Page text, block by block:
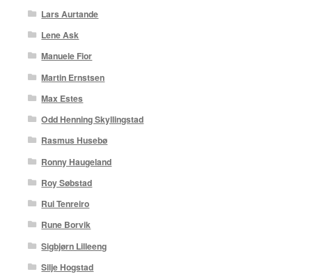
Lars Aurtande
Lene Ask
Manuele Fior
Martin Ernstsen
Max Estes
Odd Henning Skyllingstad
Rasmus Husebø
Ronny Haugeland
Roy Søbstad
Rui Tenreiro
Rune Borvik
Sigbjørn Lilleeng
Silje Hogstad